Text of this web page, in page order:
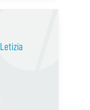
Letizia